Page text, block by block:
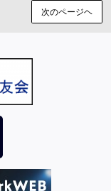
次のページヘ